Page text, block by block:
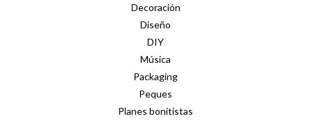
Decoración
Diseño
DIY
Música
Packaging
Peques
Planes bonitistas